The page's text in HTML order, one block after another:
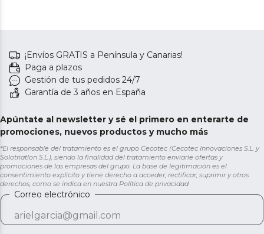
¡Envíos GRATIS a Península y Canarias!
Paga a plazos
Gestión de tus pedidos 24/7
Garantía de 3 años en España
Apúntate al newsletter y sé el primero en enterarte de
promociones, nuevos productos y mucho más
*El responsable del tratamiento es el grupo Cecotec (Cecotec Innovaciones S.L. y
Solotriatlon S.L.), siendo la finalidad del tratamiento enviarle ofertas y
promociones de las empresas del grupo. La base de legitimación es el
consentimiento explícito y tiene derecho a acceder, rectificar, suprimir y otros
derechos, como se indica en nuestra Política de privacidad
Correo electrónico